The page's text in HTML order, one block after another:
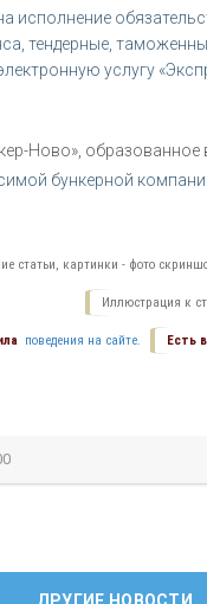
исполнение
тендерные,
услугу
Ново», образованное
бункерной
статьи, картинки - фото
Иллюстрация к
Есть
поведения на сайте.
ДРУГИЕ НОВОСТИ